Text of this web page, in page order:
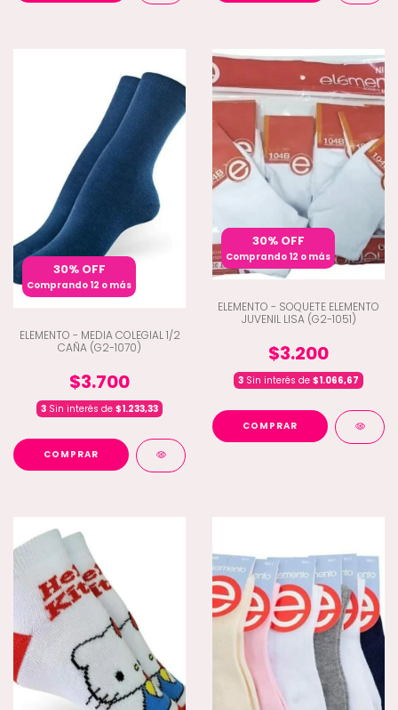
30% OFF
Comprando 12 o más
ELEMENTO - MEDIA COLEGIAL 1/2
CAÑA (G2-1070)
$3.700
3 Sin interés de $1.233,33
COMPRAR
30% OFF
Comprando 12 o más
ELEMENTO - SOQUETE ELEMENTO
JUVENIL LISA (G2-1051)
$3.200
3 Sin interés de $1.066,67
COMPRAR